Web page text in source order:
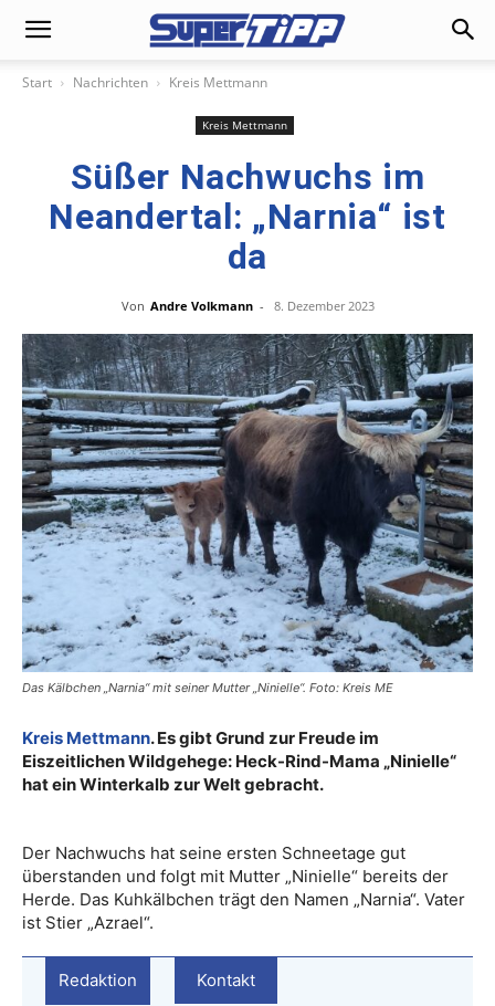
Start Nachrichten Kreis Mettmann
Kreis Mettmann
Süßer Nachwuchs im
Neandertal: „Narnia“ ist
da
Von Andre Volkmann - 8. Dezember 2023
Das Kälbchen „Narnia“ mit seiner Mutter „Ninielle“. Foto: Kreis ME
Kreis Mettmann. Es gibt Grund zur Freude im
Eiszeitlichen Wildgehege: Heck-Rind-Mama „Ninielle“
hat ein Winterkalb zur Welt gebracht.
Der Nachwuchs hat seine ersten Schneetage gut
überstanden und folgt mit Mutter „Ninielle“ bereits der
Herde. Das Kuhkälbchen trägt den Namen „Narnia“. Vater
ist Stier „Azrael“.
Redaktion Kontakt